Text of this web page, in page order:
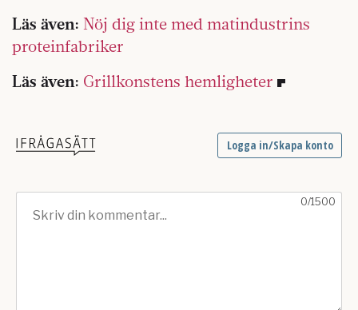
Läs även: Nöj dig inte med matindustrins
proteinfabriker
Läs även: Grillkonstens hemligheter